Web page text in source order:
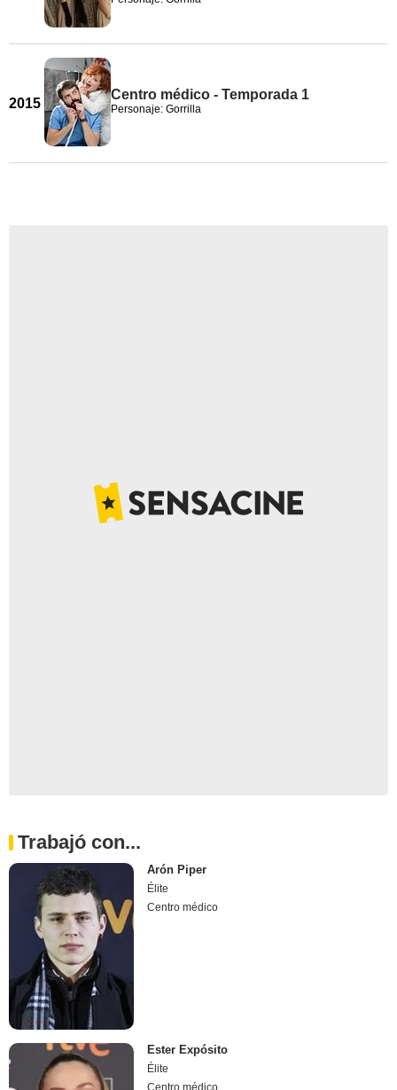
2015
Centro médico - Temporada 1
Personaje: Gorrilla
Trabajó con...
Arón Piper
Élite
Centro médico
Ester Expósito
Élite